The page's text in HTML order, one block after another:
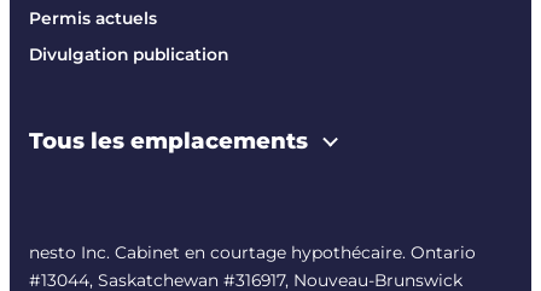
Permis actuels
Divulgation publication
Tous les emplacements
nesto Inc. Cabinet en courtage hypothécaire. Ontario
#13044, Saskatchewan #316917, Nouveau-Brunswick